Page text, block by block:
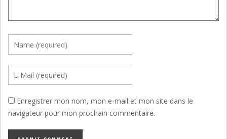
Enregistrer mon nom, mon e-mail et mon site dans le
navigateur pour mon prochain commentaire.